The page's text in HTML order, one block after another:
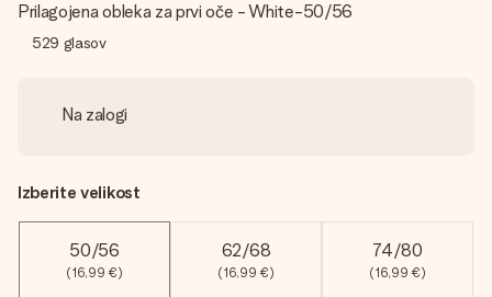
Prilagojena obleka za prvi oče - White-50/56
529 glasov
Na zalogi
Izberite velikost
50/56
(16,99 €)
62/68
(16,99 €)
74/80
(16,99 €)